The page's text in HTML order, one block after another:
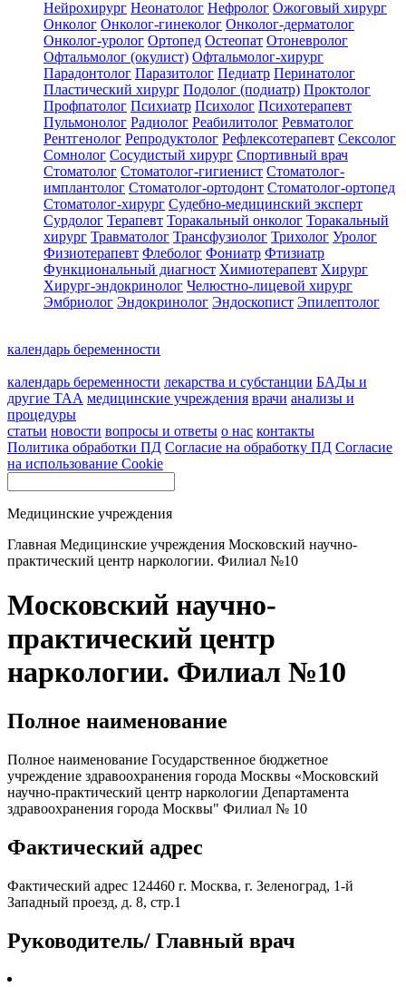
Нейрохирург Неонатолог Нефролог Ожоговый хирург
Онколог Онколог-гинеколог Онколог-дерматолог
Онколог-уролог Ортопед Остеопат Отоневролог
Офтальмолог (окулист) Офтальмолог-хирург
Парадонтолог Паразитолог Педиатр Перинатолог
Пластический хирург Подолог (подиатр) Проктолог
Профпатолог Психиатр Психолог Психотерапевт
Пульмонолог Радиолог Реабилитолог Ревматолог
Рентгенолог Репродуктолог Рефлексотерапевт Сексолог
Сомнолог Сосудистый хирург Спортивный врач
Стоматолог Стоматолог-гигиенист Стоматолог-
имплантолог Стоматолог-ортодонт Стоматолог-ортопед
Стоматолог-хирург Судебно-медицинский эксперт
Сурдолог Терапевт Торакальный онколог Торакальный
хирург Травматолог Трансфузиолог Трихолог Уролог
Физиотерапевт Флеболог Фониатр Фтизиатр
Функциональный диагност Химиотерапевт Хирург
Хирург-эндокринолог Челюстно-лицевой хирург
Эмбриолог Эндокринолог Эндоскопист Эпилептолог
календарь беременности
календарь беременности лекарства и субстанции БАДы и
другие ТАА медицинские учреждения врачи анализы и
процедуры
статьи новости вопросы и ответы о нас контакты
Политика обработки ПД Согласие на обработку ПД Согласие
на использование Cookie
Медицинские учреждения
Главная Медицинские учреждения Московский научно-
практический центр наркологии. Филиал №10
Московский научно-
практический центр
наркологии. Филиал №10
Полное наименование
Полное наименование Государственное бюджетное
учреждение здравоохранения города Москвы «Московский
научно-практический центр наркологии Департамента
здравоохранения города Москвы" Филиал № 10
Фактический адрес
Фактический адрес 124460 г. Москва, г. Зеленоград, 1-й
Западный проезд, д. 8, стр.1
Руководитель/ Главный врач